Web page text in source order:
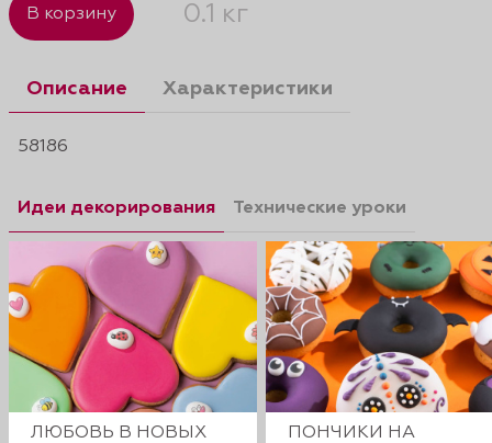
В корзину 0.1 кг
Описание Характеристики
58186
Идеи декорирования Технические уроки
ЛЮБОВЬ В НОВЫХ
ПОНЧИКИ НА